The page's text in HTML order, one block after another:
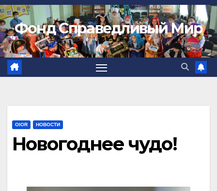
Фонд Справедливый Мир
OIOR НОВОСТИ
Новогоднее чудо!